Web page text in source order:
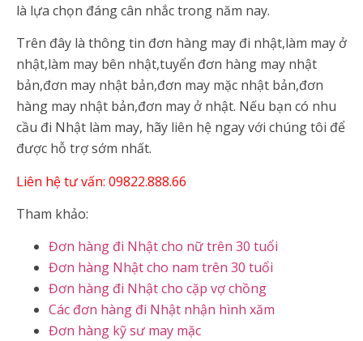
là lựa chọn đáng cân nhắc trong năm nay.
Trên đây là thông tin đơn hàng may đi nhật,làm may ở
nhật,làm may bên nhật,tuyển đơn hàng may nhật
bản,đơn may nhật bản,đơn may mặc nhật bản,đơn
hàng may nhật bản,đơn may ở nhật. Nếu bạn có nhu
cầu đi Nhật làm may, hãy liên hệ ngay với chúng tôi để
được hỗ trợ sớm nhất.
Liên hệ tư vấn: 09822.888.66
Tham khảo:
Đơn hàng đi Nhật cho nữ trên 30 tuổi
Đơn hàng Nhật cho nam trên 30 tuổi
Đơn hàng đi Nhật cho cặp vợ chồng
Các đơn hàng đi Nhật nhận hình xăm
Đơn hàng kỹ sư may mặc